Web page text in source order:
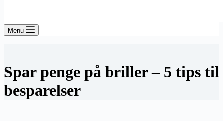
Menu
Spar penge på briller – 5 tips til
besparelser